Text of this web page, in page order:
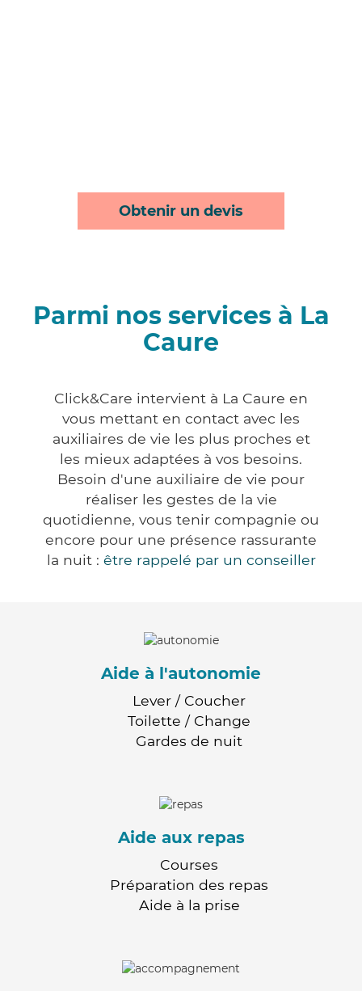
Obtenir un devis
Parmi nos services à La
Caure
Click&Care intervient à La Caure en
vous mettant en contact avec les
auxiliaires de vie les plus proches et
les mieux adaptées à vos besoins.
Besoin d'une auxiliaire de vie pour
réaliser les gestes de la vie
quotidienne, vous tenir compagnie ou
encore pour une présence rassurante
la nuit : être rappelé par un conseiller
Aide à l'autonomie
Lever / Coucher
Toilette / Change
Gardes de nuit
Aide aux repas
Courses
Préparation des repas
Aide à la prise